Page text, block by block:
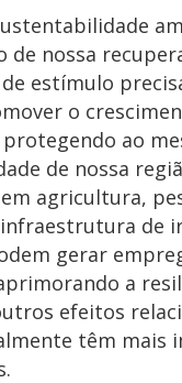
de nossa
estímulo
o
protegendo ao
de nossa
agricultura,
de
gerar
a
efeitos
têm mais